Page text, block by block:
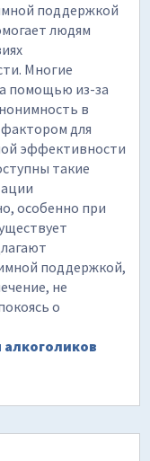
поддержкой
людям
Многие
помощью из-за
в
для
эффективности
такие
особенно при
поддержкой,
не
о